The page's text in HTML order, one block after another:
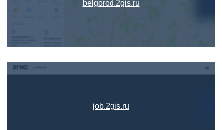
belgorod.2gis.ru
job.2gis.ru